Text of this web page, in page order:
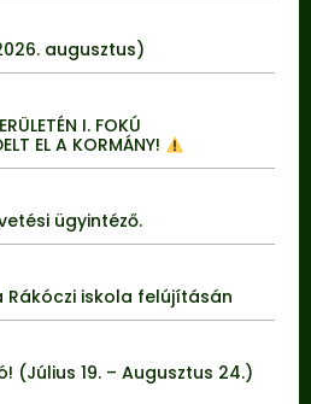
augusztus)
I. FOKÚ
EL A KORMÁNY!
ügyintéző.
Rákóczi iskola felújításán
(Július 19. – Augusztus 24.)